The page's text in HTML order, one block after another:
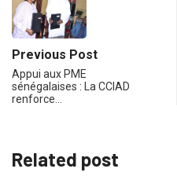
Previous Post
Appui aux PME
sénégalaises : La CCIAD
renforce…
Related post